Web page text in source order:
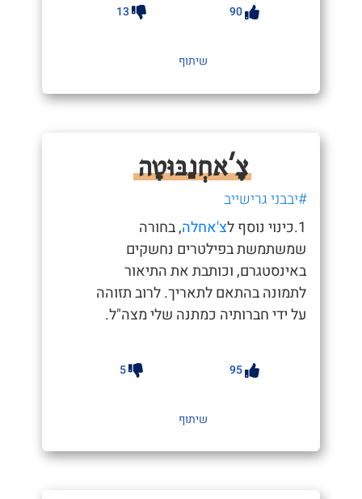
90
13
שיתוף
צָ'אחְנַבּוּטָה
#יבבני גרישייב
1.כינוי נוסף ל
צ'אחלה, בחורה
שמשתמשת בפילטרים נחשקים
באינסטגרם, וכותבת את התיאור
לתמונה בהתאם לתאריך. לרוב תזוהה
על ידי חברותיה כמתנה שלי מצה"ל.
95
5
שיתוף